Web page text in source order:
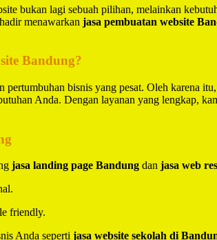
bukan lagi sebuah pilihan, melainkan
menawarkan jasa pembuatan website
Bandung?
bisnis yang pesat. Oleh karena
Anda. Dengan layanan yang lengkap,
jasa landing page Bandung dan jasa web
friendly.
Anda seperti jasa website sekolah di